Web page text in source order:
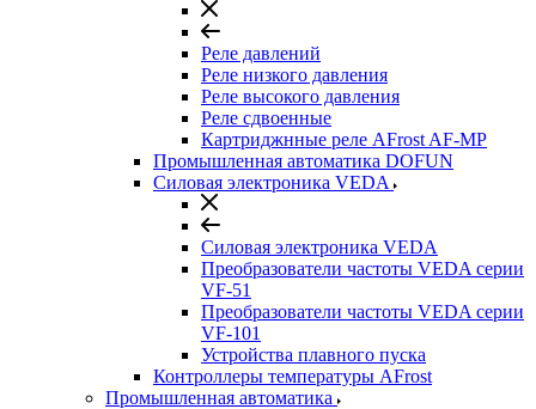
Реле давлений
Реле низкого давления
Реле высокого давления
Реле сдвоенные
Картриджнные реле AFrost AF-MP
Промышленная автоматика DOFUN
Силовая электроника VEDA
Силовая электроника VEDA
Преобразователи частоты VEDA серии
VF-51
Преобразователи частоты VEDA серии
VF-101
Устройства плавного пуска
Контроллеры температуры AFrost
Промышленная автоматика